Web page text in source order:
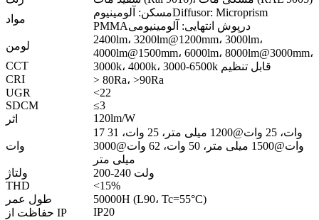
مواد
مسکن: آلومینیومDiffusor: Microprism
PMMAدرپوش انتهایی: آلومینیومی
لومن
2400lm، 3200lm@1200mm، 3000lm،
4000lm@1500mm، 6000lm، 8000lm@3000mm،
CCT
3000k، 4000k، 3000-6500k قابل تنظیم
CRI
> 80Ra، >90Ra
UGR
<22
SDCM
≤3
اثر
120lm/W
وات
17 وات، 25 وات@1200 میلی متر، 25 وات، 31
وات@1500 میلی متر، 50 وات، 62 وات@3000
میلی متر
ولتاژ
200-240 ولت
THD
<15%
طول عمر
50000H (L90، Tc=55°C)
حفاظت از IP
IP20